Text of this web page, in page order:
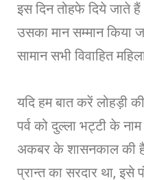
इस दिन तोहफे दिये जाते
उसका मान सम्मान किया
सामान सभी विवाहित
यदि हम बात करें लोहड़ी
पर्व को दुल्ला भट्टी के
अकबर के शासनकाल की हैं
प्रान्त का सरदार था, इसे